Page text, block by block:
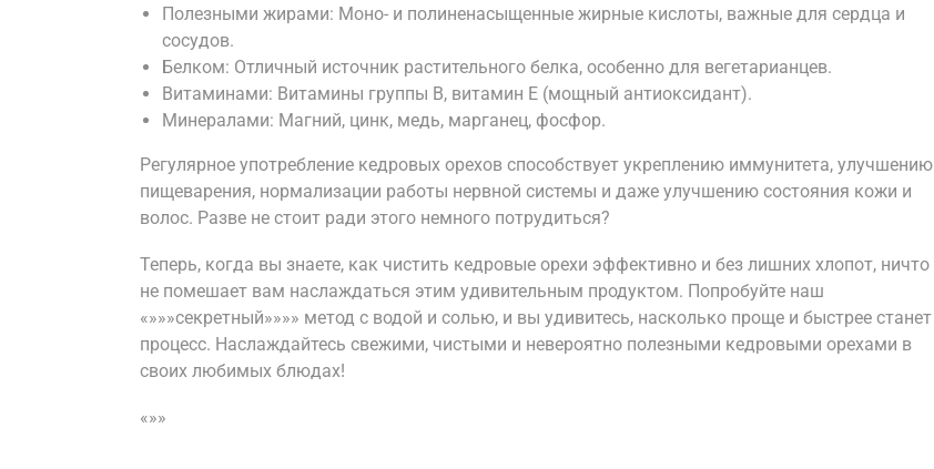
Полезными жирами: Моно- и полиненасыщенные жирные кислоты, важные для сердца и
сосудов.
Белком: Отличный источник растительного белка, особенно для вегетарианцев.
Витаминами: Витамины группы B, витамин E (мощный антиоксидант).
Минералами: Магний, цинк, медь, марганец, фосфор.
Регулярное употребление кедровых орехов способствует укреплению иммунитета, улучшению
пищеварения, нормализации работы нервной системы и даже улучшению состояния кожи и
волос. Разве не стоит ради этого немного потрудиться?
Теперь, когда вы знаете, как чистить кедровые орехи эффективно и без лишних хлопот, ничто
не помешает вам наслаждаться этим удивительным продуктом. Попробуйте наш
«»»»секретный»»»» метод с водой и солью, и вы удивитесь, насколько проще и быстрее станет
процесс. Наслаждайтесь свежими, чистыми и невероятно полезными кедровыми орехами в
своих любимых блюдах!
«»»